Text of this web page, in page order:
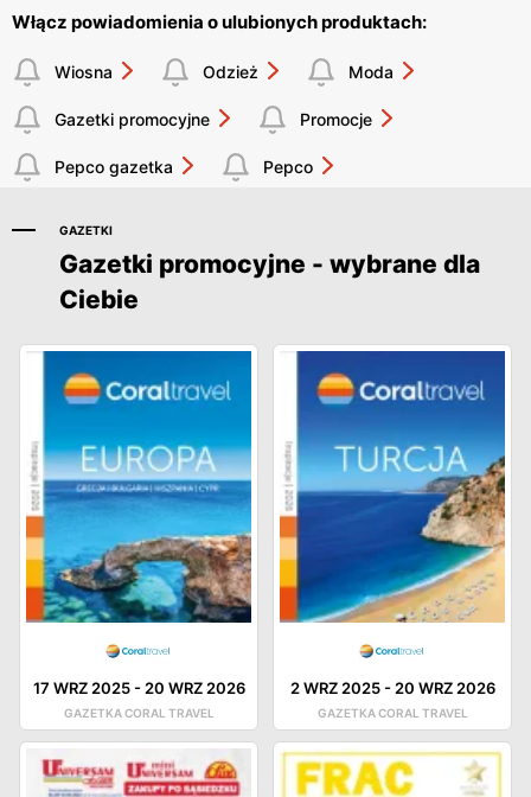
Włącz powiadomienia o ulubionych produktach:
Wiosna Odzież Moda
Gazetki promocyjne Promocje
Pepco gazetka Pepco
GAZETKI
Gazetki promocyjne - wybrane dla
Ciebie
17 WRZ 2025- 20 WRZ 2026
GAZETKA CORAL TRAVEL
2 WRZ 2025- 20 WRZ 2026
GAZETKA CORAL TRAVEL